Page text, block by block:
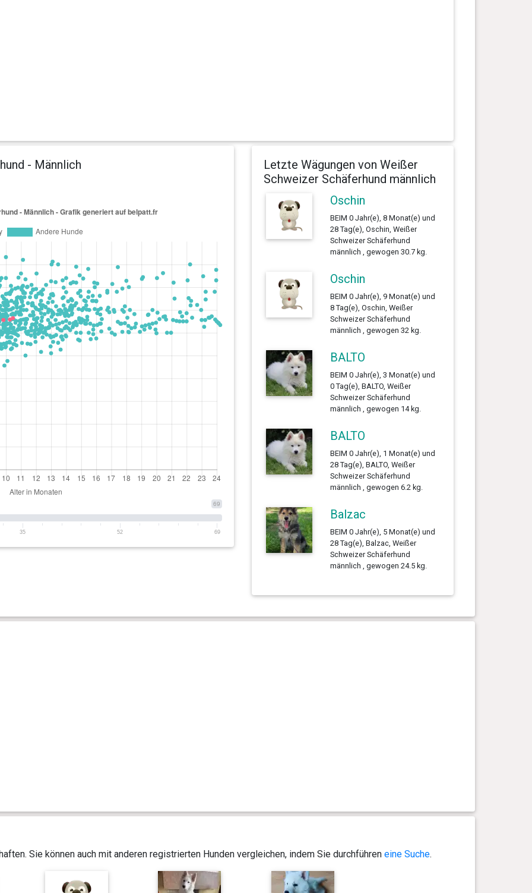
- Männlich
69
35 52 69
Letzte Wägungen von Weißer
Schweizer Schäferhund männlich
Oschin
BEIM 0 Jahr(e), 8 Monat(e) und
28 Tag(e), Oschin, Weißer
Schweizer Schäferhund
männlich , gewogen 30.7 kg.
Oschin
BEIM 0 Jahr(e), 9 Monat(e) und
8 Tag(e), Oschin, Weißer
Schweizer Schäferhund
männlich , gewogen 32 kg.
BALTO
BEIM 0 Jahr(e), 3 Monat(e) und
0 Tag(e), BALTO, Weißer
Schweizer Schäferhund
männlich , gewogen 14 kg.
BALTO
BEIM 0 Jahr(e), 1 Monat(e) und
28 Tag(e), BALTO, Weißer
Schweizer Schäferhund
männlich , gewogen 6.2 kg.
Balzac
BEIM 0 Jahr(e), 5 Monat(e) und
28 Tag(e), Balzac, Weißer
Schweizer Schäferhund
männlich , gewogen 24.5 kg.
Sie können auch mit anderen registrierten Hunden vergleichen, indem Sie durchführen eine Suche.